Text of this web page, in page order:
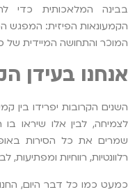
בבינה המלאכותית כדי
הקמעונאות הפיזית: המפגש
המוכר והתחושה המיידית של
אנחנו בעידן
שמרים את כל הסירות
רלוונטיות, רווחיות ומפתיעות,
כמעט כמו כל דבר היום,